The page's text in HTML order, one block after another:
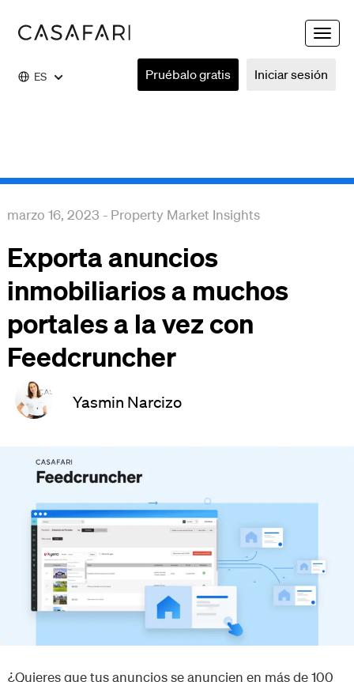
Toggle
ES Iniciar sesión
Pruébalo gratis
marzo 16, 2023 - Property Market Insights
Exporta anuncios
inmobiliarios a muchos
portales a la vez con
Feedcruncher
Yasmin Narcizo
¿Quieres que tus anuncios se anuncien en más de 100